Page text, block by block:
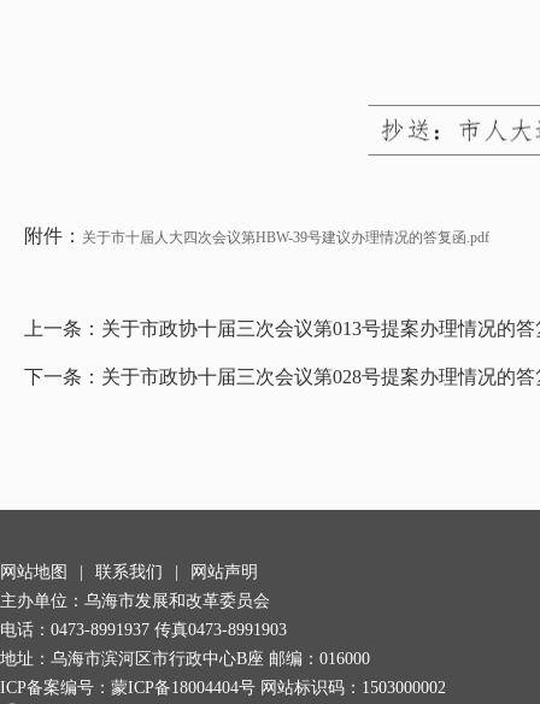
附件： 关于市十届人大四次会议第HBW-39号建议办理情况的答复函.pdf
上一条： 关于市政协十届三次会议第013号提案办理情况的答
下一条： 关于市政协十届三次会议第028号提案办理情况的答
网站地图 联系我们
网站声明
主办单位：乌海市发展和改革委员会
电话：0473-8991937 传真0473-8991903
地址：乌海市滨河区市行政中心B座 邮编：016000
ICP备案编号： 蒙ICP备18004404号 网站标识码：1503000002